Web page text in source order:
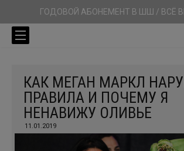
ГОДОВОЙ АБОНЕМЕНТ В ШШ / ВСЁ
КАК МЕГАН МАРКЛ
ПРАВИЛА И ПОЧЕМУ Я
НЕНАВИЖУ ОЛИВЬЕ
11.01.2019